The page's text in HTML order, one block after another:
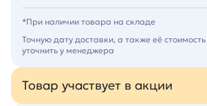
*При наличии товара на складе
Точную дату доставки, а также её
уточнить у менеджера
Товар участвует в акции